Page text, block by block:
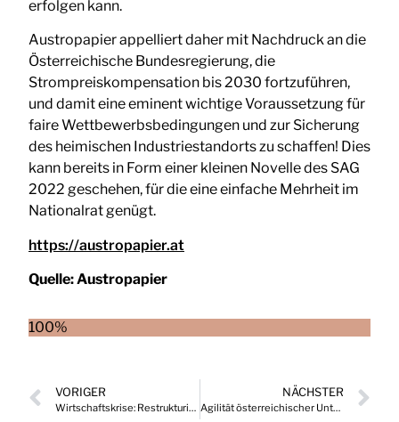
erfolgen kann.
Austropapier appelliert daher mit Nachdruck an die
Österreichische Bundesregierung, die
Strompreiskompensation bis 2030 fortzuführen,
und damit eine eminent wichtige Voraussetzung für
faire Wettbewerbsbedingungen und zur Sicherung
des heimischen Industriestandorts zu schaffen! Dies
kann bereits in Form einer kleinen Novelle des SAG
2022 geschehen, für die eine einfache Mehrheit im
Nationalrat genügt.
https://austropapier.at
Quelle:Austropapier
100%
VORIGER
Wirtschaftskrise: Restrukturierungsmaßnahmen sind unumgänglich
NÄCHSTER
Agilität österreichischer Unternehmen hat sich rasant erhöht